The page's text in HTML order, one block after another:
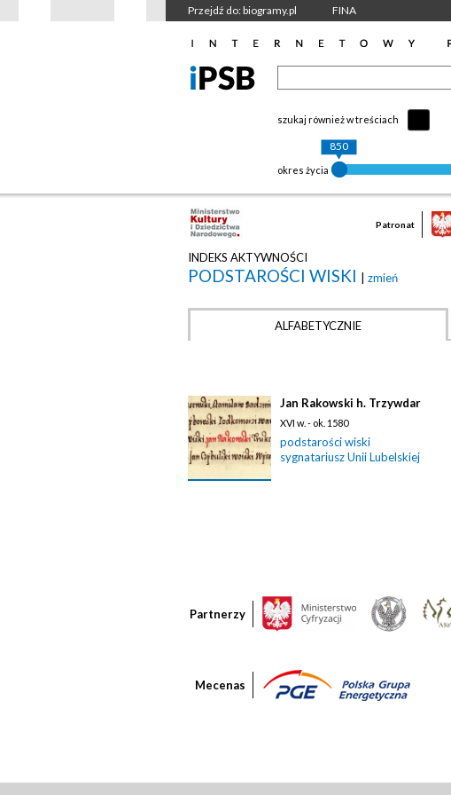
Przejdź do: biogramy.pl FINA
szukaj również w treściach
okres życia
850
Patronat
INDEKS AKTYWNOŚCI
PODSTAROŚCI WISKI zmień
ALFABETYCZNIE
Jan Rakowski h. Trzywdar
XVI w. - ok. 1580
podstarości wiski
sygnatariusz Unii Lubelskiej
Partnerzy
Mecenas